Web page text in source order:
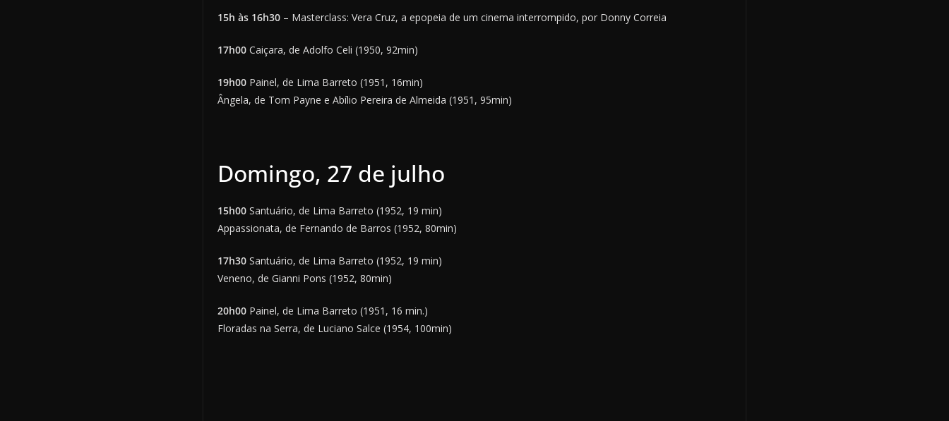
15h às 16h30 – Masterclass: Vera Cruz, a epopeia de um cinema interrompido, por Donny Correia
17h00 Caiçara, de Adolfo Celi (1950, 92min)
19h00 Painel, de Lima Barreto (1951, 16min)
Ângela, de Tom Payne e Abílio Pereira de Almeida (1951, 95min)
Domingo, 27 de julho
15h00 Santuário, de Lima Barreto (1952, 19 min)
Appassionata, de Fernando de Barros (1952, 80min)
17h30 Santuário, de Lima Barreto (1952, 19 min)
Veneno, de Gianni Pons (1952, 80min)
20h00 Painel, de Lima Barreto (1951, 16 min.)
Floradas na Serra, de Luciano Salce (1954, 100min)